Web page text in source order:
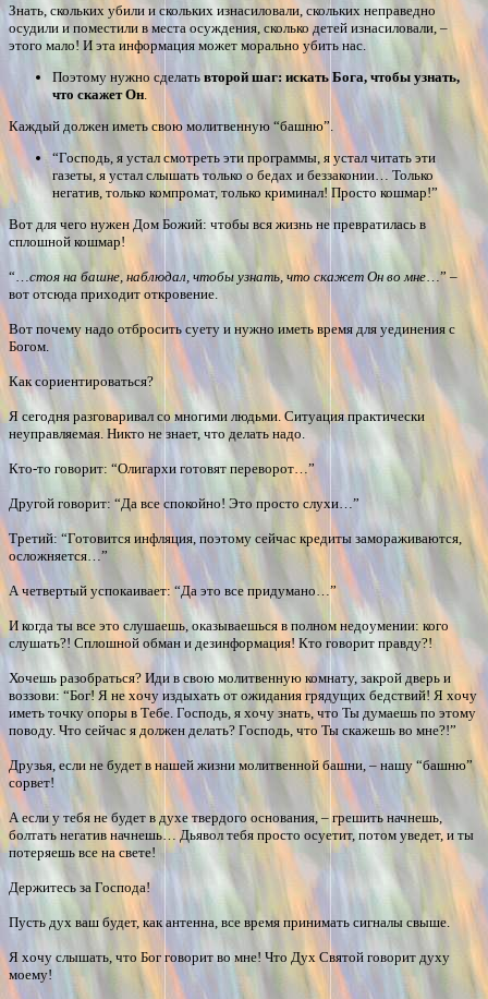
Знать, скольких убили и скольких изнасиловали, скольких неправедно
осудили и поместили в места осуждения, сколько детей изнасиловали, –
этого мало! И эта информация может морально убить нас.
Поэтому нужно сделать второй шаг: искать Бога, чтобы узнать,
что скажет Он
Каждый должен иметь свою молитвенную “башню”.
“Господь, я устал смотреть эти программы, я устал читать эти
газеты, я устал слышать только о бедах и беззаконии… Только
негатив, только компромат, только криминал! Просто кошмар!”
Вот для чего нужен Дом Божий: чтобы вся жизнь не превратилась в
сплошной кошмар!
“… стоя на башне, наблюдал, чтобы узнать, что скажет Он во мне …” –
вот отсюда приходит откровение.
Вот почему надо отбросить суету и нужно иметь время для уединения с
Богом.
Как сориентироваться?
Я сегодня разговаривал со многими людьми. Ситуация практически
неуправляемая. Никто не знает, что делать надо.
Кто-то говорит: “Олигархи готовят переворот…”
Другой говорит: “Да все спокойно! Это просто слухи…”
Третий: “Готовится инфляция, поэтому сейчас кредиты замораживаются,
осложняется…”
А четвертый успокаивает: “Да это все придумано…”
И когда ты все это слушаешь, оказываешься в полном недоумении: кого
слушать?! Сплошной обман и дезинформация! Кто говорит правду?!
Хочешь разобраться? Иди в свою молитвенную комнату, закрой дверь и
воззови: “Бог! Я не хочу издыхать от ожидания грядущих бедствий! Я хочу
иметь точку опоры в Тебе. Господь, я хочу знать, что Ты думаешь по этому
поводу. Что сейчас я должен делать? Господь, что Ты скажешь во мне?!”
Друзья, если не будет в нашей жизни молитвенной башни, – нашу “башню”
сорвет!
А если у тебя не будет в духе твердого основания, – грешить начнешь,
болтать негатив начнешь… Дьявол тебя просто осуетит, потом уведет, и ты
потеряешь все на свете!
Держитесь за Господа!
Пусть дух ваш будет, как антенна, все время принимать сигналы свыше.
Я хочу слышать, что Бог говорит во мне! Что Дух Святой говорит духу
моему!